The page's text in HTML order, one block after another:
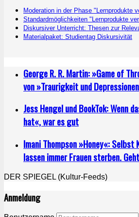
Moderation in der Phase "Lernprodukte
Standardmöglichkeiten "Lernprodukte
Diskursiver Unterricht: Thesen zur
Materialpaket: Studientag Diskursivität
George R. R. Martin: »Game of
von »Traurigkeit und
Jess Hengel und BookTok: Wenn
hat«, war es gut
Imani Thompson »Honey«: Selbst
lassen immer Frauen sterben.
DER SPIEGEL (Kultur-Feeds)
Anmeldung